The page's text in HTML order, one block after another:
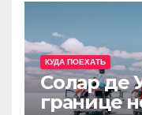
КУДА ПОЕХАТЬ
Солар де
границе